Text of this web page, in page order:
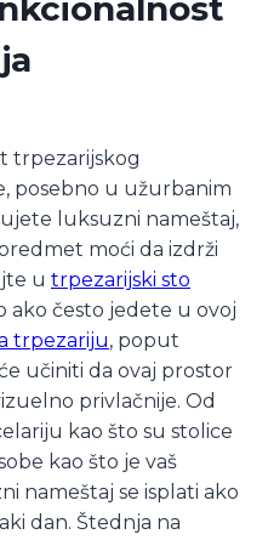
trpezarijskog
posebno u užurbanim
luksuzni nameštaj,
moći da izdrži
u trpezarijski sto
ako često jedete u ovoj
trpezariju, poput
učiniti da ovaj prostor
privlačnije. Od
kao što su stolice
kao što je vaš
nameštaj se isplati ako
dan. Štednja na